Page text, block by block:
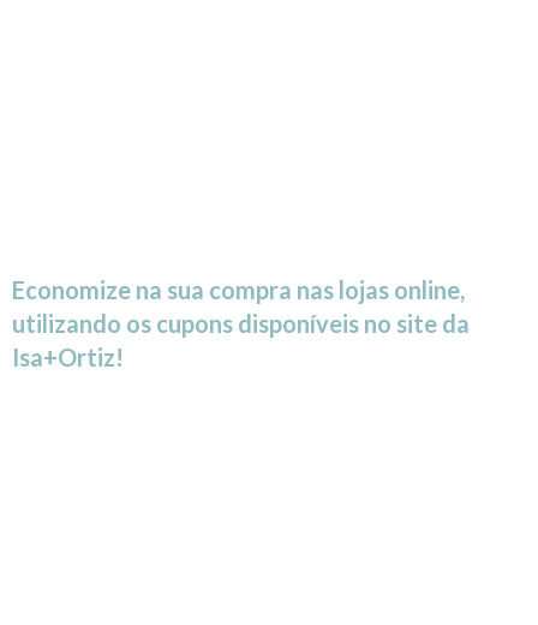
Economize na sua compra nas lojas online,
utilizando os cupons disponíveis no site da
Isa+Ortiz!